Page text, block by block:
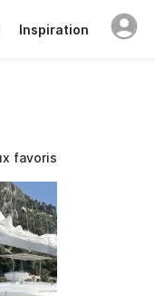
Inspiration
favoris